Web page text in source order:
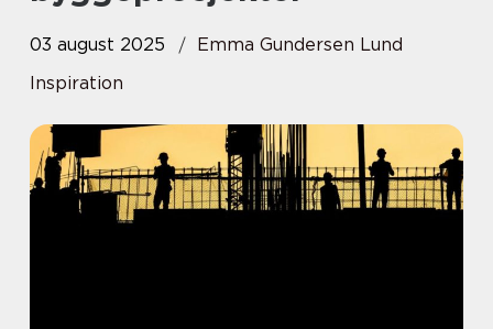
03 august 2025
Emma Gundersen Lund
Inspiration